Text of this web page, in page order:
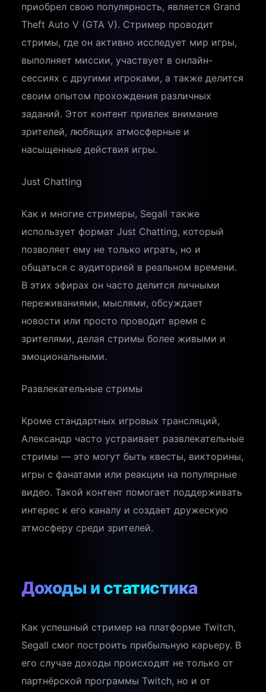
приобрел свою популярность, является Grand
Theft Auto V (GTA V). Стример проводит
стримы, где он активно исследует мир игры,
выполняет миссии, участвует в онлайн-
сессиях с другими игроками, а также делится
своим опытом прохождения различных
заданий. Этот контент привлек внимание
зрителей, любящих атмосферные и
насыщенные действия игры.
Just Chatting
Как и многие стримеры, Segall также
использует формат Just Chatting, который
позволяет ему не только играть, но и
общаться с аудиторией в реальном времени.
В этих эфирах он часто делится личными
переживаниями, мыслями, обсуждает
новости или просто проводит время с
зрителями, делая стримы более живыми и
эмоциональными.
Развлекательные стримы
Кроме стандартных игровых трансляций,
Александр часто устраивает развлекательные
стримы — это могут быть квесты, викторины,
игры с фанатами или реакции на популярные
видео. Такой контент помогает поддерживать
интерес к его каналу и создает дружескую
атмосферу среди зрителей.
Доходы и статистика
Как успешный стример на платформе Twitch,
Segall смог построить прибыльную карьеру. В
его случае доходы происходят не только от
партнёрской программы Twitch, но и от